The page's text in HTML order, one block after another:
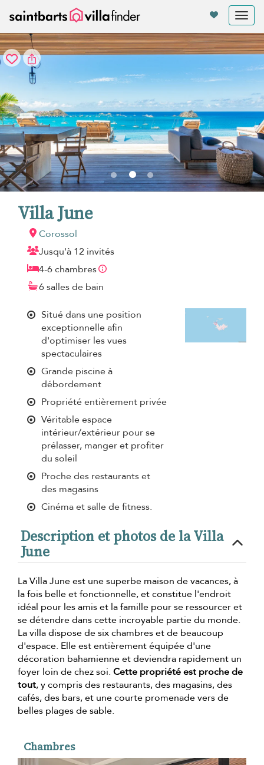
Villa June
Corossol
Jusqu'à 12 invités
4-6 chambres
6 salles de bain
Situé dans une position
exceptionnelle afin
d'optimiser les vues
spectaculaires
Grande piscine à
débordement
Propriété entièrement privée
Véritable espace
intérieur/extérieur pour se
prélasser, manger et profiter
du soleil
Proche des restaurants et
des magasins
Cinéma et salle de fitness.
Description et photos de la Villa
June
La Villa June est une superbe maison de vacances, à
la fois belle et fonctionnelle, et constitue l'endroit
idéal pour les amis et la famille pour se ressourcer et
se détendre dans cette incroyable partie du monde.
La villa dispose de six chambres et de beaucoup
d'espace. Elle est entièrement équipée d'une
décoration bahamienne et deviendra rapidement un
foyer loin de chez soi. Cette propriété est proche de
tout, y compris des restaurants, des magasins, des
cafés, des bars, et une courte promenade vers de
belles plages de sable.
Chambres
Vos paramètres de cookies